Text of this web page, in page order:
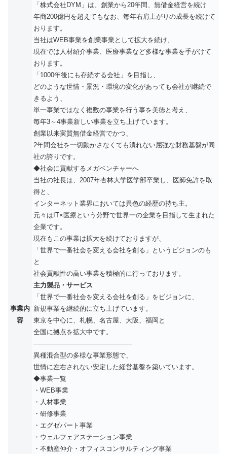
事業内
容
「株式会社DYM」は、創業から20年間、無借金経営を続け
年商200億円を超えてもなお、毎年右肩上がりの成長を続けて
おります。
当社はWEB事業を創業事業として拡大を続け、
現在では人材紹介事業、医療事業など多様な事業を手がけて
おります。
「1000年後にも存続する会社」を目指し、
どのような世情・景況・環境の変化があっても会社が継続で
きるよう、
単一事業ではなく複数の事業を行う事を美徳と考え、
毎年3～4事業新しい事業を立ち上げています。
創業以来実質無借金経営でかつ、
2年間会社を一切動かさなくても潰れない屈強な財務基盤が同
社の誇りです。
◆社会に貢献するメガベンチャーへ
当社の社長は、2007年杏林大学医学部卒業し、医師免許を取
得と、
インターネット業界においては異色の経歴の持ち主。
元々はIT×医療という分野で世界一の企業を目指して生まれた
企業です。
現在もこの事業は拡大を続けておりますが、
「世界で一番社会を変える会社を創る」というビジョンのも
と
社会貢献性の高い事業を積極的に行っております。
主力製品・サービス
「世界で一番社会を変える会社を創る」をビジョンに、
新規事業を継続的に立ち上げています。
東京を中心に、札幌、名古屋、大阪、福岡と
全国に拠点を拡大中です。
———————————————
異種混合型の多様な事業形態で、
世情に左右されない安定した経営基盤を築いています。
◆事業一覧
・WEB事業
・人材事業
・研修事業
・エグゼパート事業
・ウェルフェアステーション事業
・不動産仲介・オフィスコンサルティング事業